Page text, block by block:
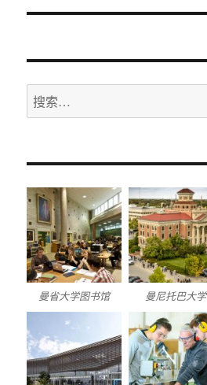
搜
索：
曼省大学图书馆 曼尼托巴大学